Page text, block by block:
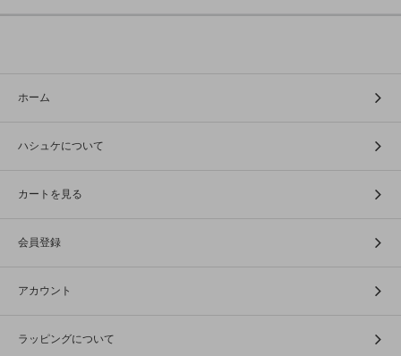
ホーム
ハシュケについて
カートを見る
会員登録
アカウント
ラッピングについて